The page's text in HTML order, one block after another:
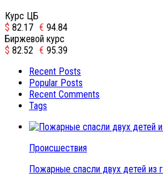
Курс ЦБ
$ 82.17 € 94.84
Биржевой курс
$ 82.52 € 95.39
Recent Posts
Popular Posts
Recent Comments
Tags
Происшествия
Пожарные спасли двух детей из